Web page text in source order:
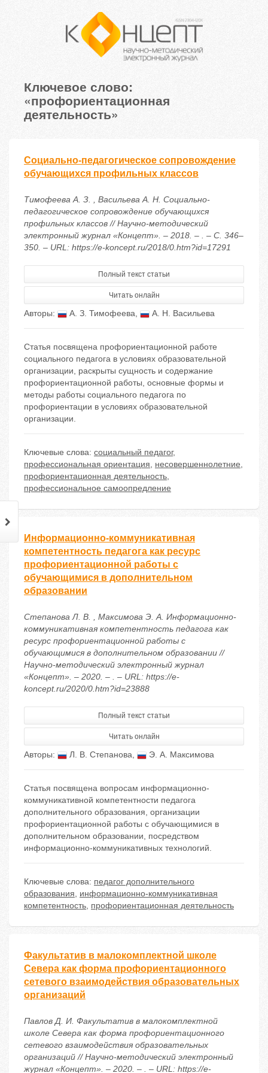
Ключевое слово:
«профориентационная
деятельность»
Социально-педагогическое сопровождение
обучающихся профильных классов
Тимофеева А. З. , Васильева А. Н. Социально-
педагогическое сопровождение обучающихся
профильных классов // Научно-методический
электронный журнал «Концепт». – 2018. – . – С. 346–
350. – URL: https://e-koncept.ru/2018/0.htm?id=17291
Полный текст статьи
Читать онлайн
Авторы: А. З. Тимофеева, А. Н. Васильева
Статья посвящена профориентационной работе
социального педагога в условиях образовательной
организации, раскрыты сущность и содержание
профориентационной работы, основные формы и
методы работы социального педагога по
профориентации в условиях образовательной
организации.
Ключевые слова: социальный педагог,
профессиональная ориентация, несовершеннолетние,
профориентационная деятельность,
профессиональное самоопредление
Информационно-коммуникативная
компетентность педагога как ресурс
профориентационной работы с
обучающимися в дополнительном
образовании
Степанова Л. В. , Максимова Э. А. Информационно-
коммуникативная компетентность педагога как
ресурс профориентационной работы с
обучающимися в дополнительном образовании //
Научно-методический электронный журнал
«Концепт». – 2020. – . – URL: https://e-
koncept.ru/2020/0.htm?id=23888
Полный текст статьи
Читать онлайн
Авторы: Л. В. Степанова, Э. А. Максимова
Статья посвящена вопросам информационно-
коммуникативной компетентности педагога
дополнительного образования, организации
профориентационной работы с обучающимися в
дополнительном образовании, посредством
информационно-коммуникативных технологий.
Ключевые слова: педагог дополнительного
образования, информационно-коммуникативная
компетентность, профориентационная деятельность
Факультатив в малокомплектной школе
Севера как форма профориентационного
сетевого взаимодействия образовательных
организаций
Павлов Д. И. Факультатив в малокомплектной
школе Севера как форма профориентационного
сетевого взаимодействия образовательных
организаций // Научно-методический электронный
журнал «Концепт». – 2020. – . – URL: https://e-